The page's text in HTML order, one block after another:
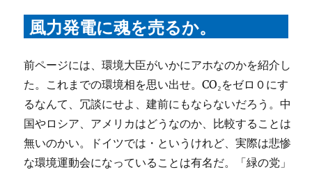
風力発電に魂を売るか。
前ページには、環境大臣がいかにアホなのかを紹介し
た。これまでの環境相を思い出せ。CO₂をゼロ０にす
るなんて、冗談にせよ、建前にもならないだろう。中
国やロシア、アメリカはどうなのか、比較することは
無いのかい。ドイツでは・というけれど、実際は悲惨
な環境運動会になっていることは有名だ。「緑の党」